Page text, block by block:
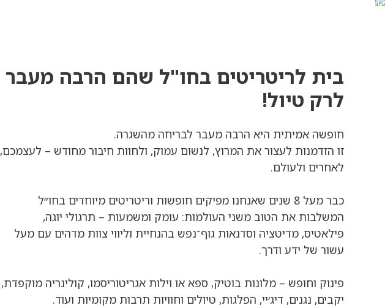
בית לריטריטים בחו"ל שהם הרבה מעבר
לרק טיול!
חופשה אמיתית היא הרבה מעבר לבריחה מהשגרה.
זו הזדמנות לעצור את המרוץ, לנשום עמוק, ולחוות חיבור מחודש – לעצמכם,
לאחרים ולעולם.
כבר מעל 8 שנים שאנחנו מפיקים חופשות וריטריטים מיוחדים בחו״ל
המשלבות את הטוב משני העולמות: עומק ומשמעות – תרגולי יוגה,
פילאטיס, מדיטציה וסדנאות גוף־נפש בהנחיית וליווי צוות מדהים עם מעל
עשור של ידע ודרך.
פינוק וחופש – מלונות בוטיק, ספא או וילות אגריטוריסמו, קולינריה מוקפדת,
יקבים, נגנים, דיג׳יי, הפלגות, טיולים וחוויות תרבות מקומיות ועוד.